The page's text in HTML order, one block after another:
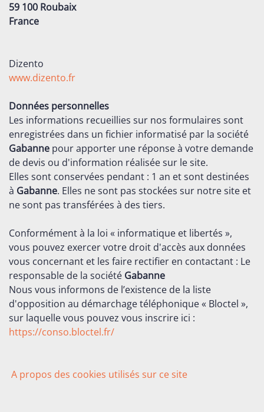
59 100 Roubaix
France
Dizento
www.dizento.fr
Données personnelles
Les informations recueillies sur nos formulaires sont
enregistrées dans un fichier informatisé par la société
Gabanne pour apporter une réponse à votre demande
de devis ou d'information réalisée sur le site.
Elles sont conservées pendant : 1 an et sont destinées
à Gabanne. Elles ne sont pas stockées sur notre site et
ne sont pas transférées à des tiers.
Conformément à la loi « informatique et libertés »,
vous pouvez exercer votre droit d'accès aux données
vous concernant et les faire rectifier en contactant : Le
responsable de la société Gabanne
Nous vous informons de l’existence de la liste
d'opposition au démarchage téléphonique « Bloctel »,
sur laquelle vous pouvez vous inscrire ici :
https://conso.bloctel.fr/
A propos des cookies utilisés sur ce site